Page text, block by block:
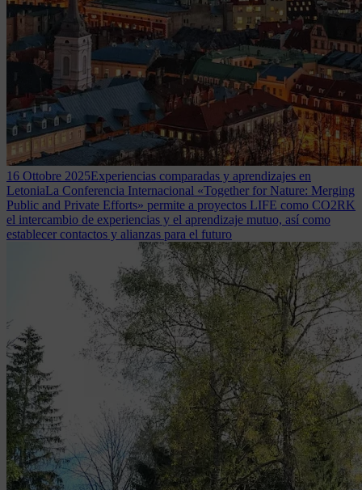
16 Ottobre 2025Experiencias comparadas y aprendizajes en
LetoniaLa Conferencia Internacional «Together for Nature: Merging
Public and Private Efforts» permite a proyectos LIFE como CO2RK
el intercambio de experiencias y el aprendizaje mutuo, así como
establecer contactos y alianzas para el futuro